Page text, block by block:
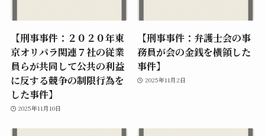
【刑事事件：２０２０年東
京オリパラ関連７社の従業
員らが共同して公共の利益
に反する競争の制限行為を
した事件】
2025年11月10日
【刑事事件：弁護士会の事
務員が会の金銭を横領した
事件】
2025年11月2日